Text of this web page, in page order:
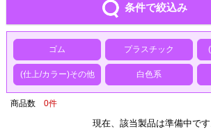
条件で絞込み
ゴム プラスチック
(仕上/カラー)その他 白色系
商品数 0件
現在、該当製品は準備中です